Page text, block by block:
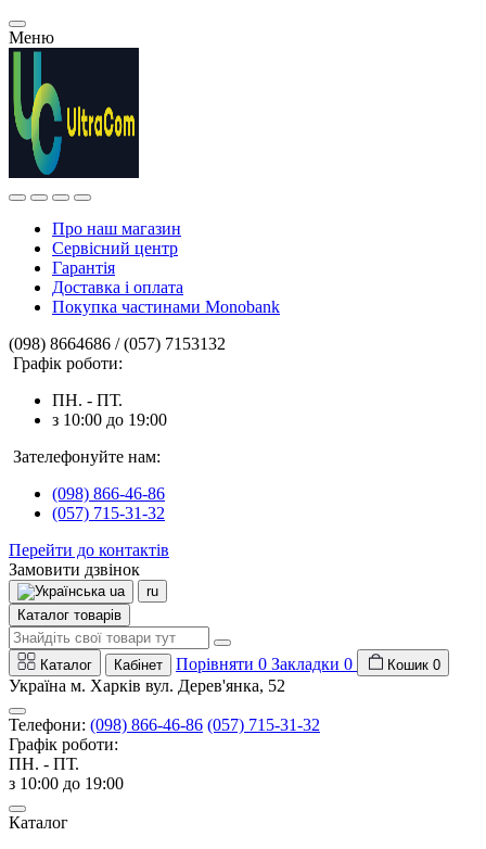
Меню
Про наш магазин
Сервісний центр
Гарантія
Доставка і оплата
Покупка частинами Monobank
(098) 8664686 / (057) 7153132
Графік роботи:
ПН. - ПТ.
з 10:00 до 19:00
Зателефонуйте нам:
(098) 866-46-86
(057) 715-31-32
Перейти до контактів
Замовити дзвінок
ua
ru
Каталог товарів
Каталог Кабінет Порівняти 0 Закладки 0 Кошик 0
Україна м. Харків вул. Дерев'янка, 52
Телефони: (098) 866-46-86 (057) 715-31-32
Графік роботи:
ПН. - ПТ.
з 10:00 до 19:00
Каталог